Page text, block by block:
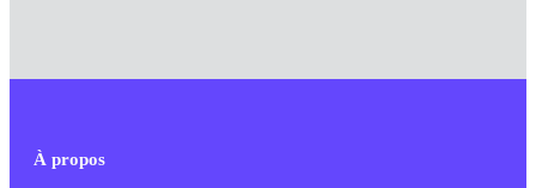
À propos